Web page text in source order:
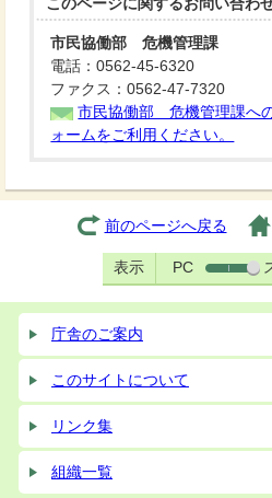
このページに関するお問い合わ
市民協働部 危機管理課
電話：0562-45-6320
ファクス：0562-47-7320
市民協働部 危機管理課へ
ォームをご利用ください。
前のページへ戻る
表示 PC
庁舎のご案内
このサイトについて
リンク集
組織一覧